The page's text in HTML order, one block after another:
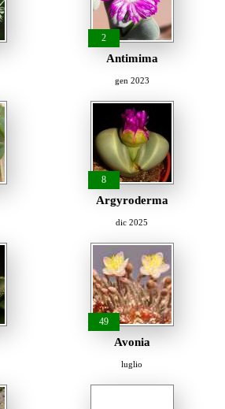
2
Antimima
gen 2023
8
Argyroderma
dic 2025
49
Avonia
luglio